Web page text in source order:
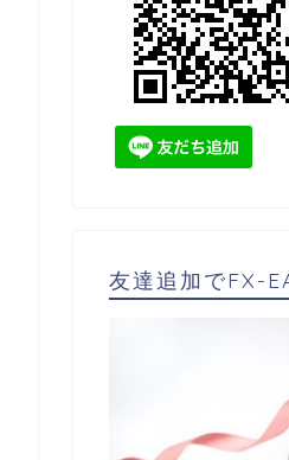
友達追加でFX-